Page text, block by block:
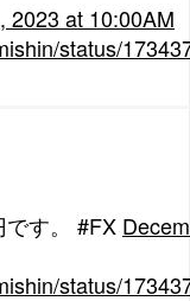
2023 at 10:00AM
status/
す。 #FX
status/